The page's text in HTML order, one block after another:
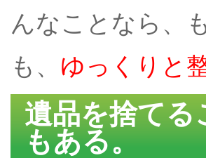
んなことなら、
も、 ゆっくりと
遺品を捨てる
もある。